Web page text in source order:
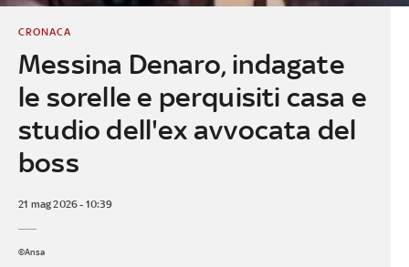
Messina Denaro, indagate
le sorelle e perquisiti casa e
studio dell'ex avvocata del
boss
CRONACA
21 mag 2026 - 10:39
©Ansa